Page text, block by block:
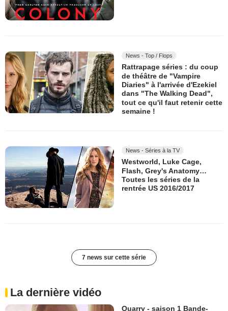
News - Top / Flops
Rattrapage séries : du coup
de théâtre de "Vampire
Diaries" à l'arrivée d'Ezekiel
dans "The Walking Dead",
tout ce qu'il faut retenir cette
semaine !
News - Séries à la TV
Westworld, Luke Cage,
Flash, Grey's Anatomy…
Toutes les séries de la
rentrée US 2016/2017
7 news sur cette série
La dernière vidéo
Quarry - saison 1 Bande-